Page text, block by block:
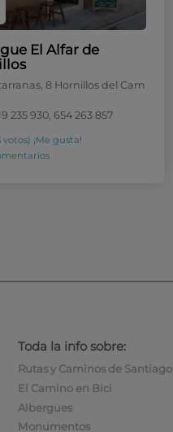
El Alfar de
8 Hornillos del Cam
235 930, 654 263 857
votos) ¡Me gusta!
Toda la info sobre:
Rutas y Caminos de Santiago
El Camino en Bici
Albergues
Monumentos